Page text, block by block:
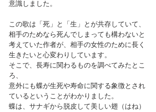
意識しました。
この歌は「死」と「生」とが共存していて、
相手のためなら死んでしまっても構わないと
考えていた作者が、相手の女性のために長く
生きたいと心変わりしています。
そこで、長寿に関わるものを調べてみたとこ
ろ、
意外にも蝶が生死や寿命に関する象徴とされ
ているということがわかりました。
蝶は、サナギから脱皮して美しい翅（はね）